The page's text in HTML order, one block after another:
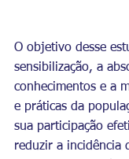
O objetivo desse
sensibilização, a
conhecimentos e a
e práticas da
sua participação
reduzir a incidência